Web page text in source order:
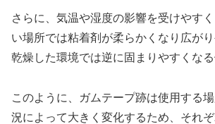
さらに、気温や湿度の影響を受けやす
い場所では粘着剤が柔らかくなり広が
乾燥した環境では逆に固まりやすくなる
このように、ガムテープ跡は使用する
況によって大きく変化するため、それ